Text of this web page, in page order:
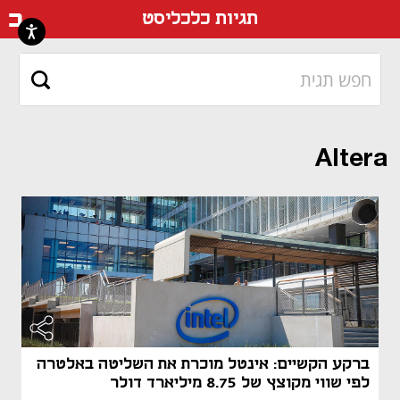
תגיות כלכליסט
Altera
ברקע הקשיים: אינטל מוכרת את השליטה באלטרה
לפי שווי מקוצץ של 8.75 מיליארד דולר